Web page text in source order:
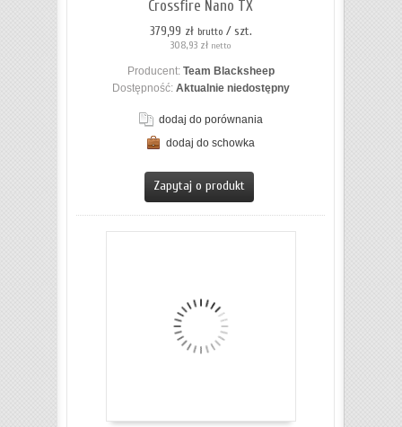
Crossfire Nano TX
379,99 zł brutto / szt.
308,93 zł netto
Producent: Team Blacksheep
Dostępność: Aktualnie niedostępny
dodaj do porównania
dodaj do schowka
Zapytaj o produkt